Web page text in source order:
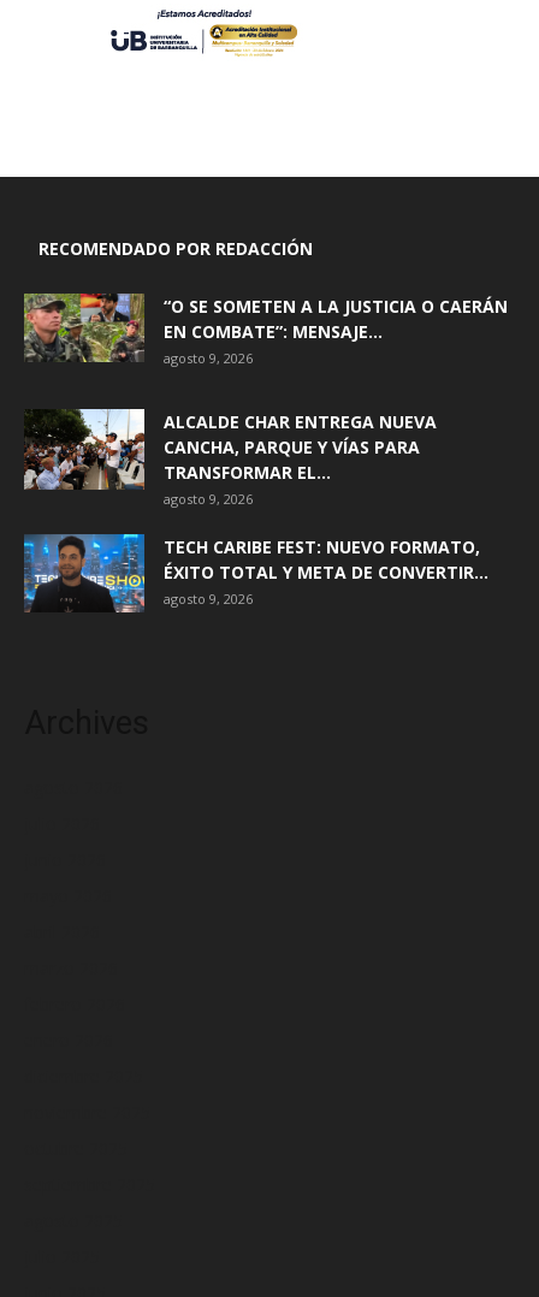
RECOMENDADO POR REDACCIÓN
“O SE SOMETEN A LA JUSTICIA O CAERÁN
EN COMBATE”: MENSAJE...
agosto 9, 2026
ALCALDE CHAR ENTREGA NUEVA
CANCHA, PARQUE Y VÍAS PARA
TRANSFORMAR EL...
agosto 9, 2026
TECH CARIBE FEST: NUEVO FORMATO,
ÉXITO TOTAL Y META DE CONVERTIR...
agosto 9, 2026